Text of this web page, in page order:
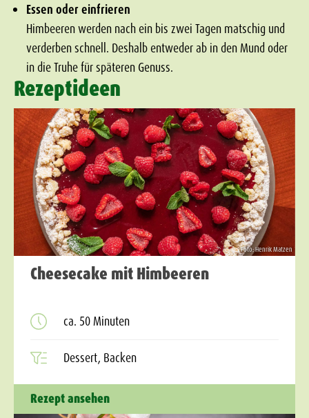
Essen oder einfrieren
Himbeeren werden nach ein bis zwei Tagen matschig und
verderben schnell. Deshalb entweder ab in den Mund oder
in die Truhe für späteren Genuss.
Rezeptideen
Foto: Henrik Matzen
Cheesecake mit Himbeeren
ca. 50 Minuten
Dessert, Backen
Rezept ansehen